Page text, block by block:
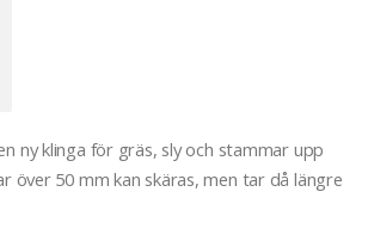
ny klinga för gräs, sly och stammar upp
över 50 mm kan skäras, men tar då längre